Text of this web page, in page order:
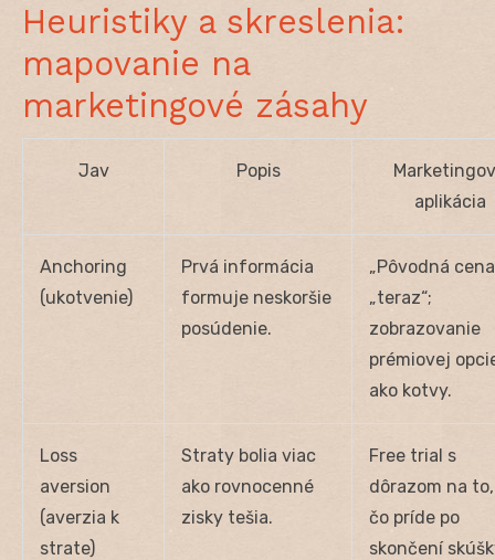
Heuristiky a skreslenia:
mapovanie na
marketingové zásahy
Jav Popis
aplikácia
Anchoring
(ukotvenie)
Prvá informácia
formuje neskoršie
posúdenie.
„Pôvodná
„teraz“;
zobrazovanie
prémiovej
ako kotvy.
Loss
aversion
(averzia k
strate)
Straty bolia viac
ako rovnocenné
zisky tešia.
Free trial s
dôrazom na
čo príde po
skončení